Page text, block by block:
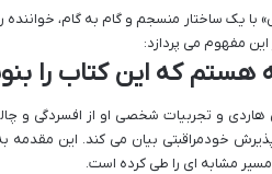
یک ساختار منسجم و گام به گام،
مفهوم می پردازد:
و تجربیات شخصی او از افسردگی و
خودمراقبتی بیان می کند. این
مشابه ای را طی کرده است.